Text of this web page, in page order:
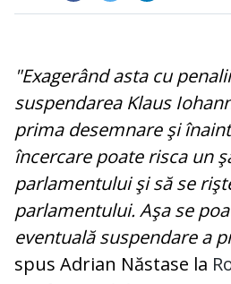
"Exagerând asta cu
suspendarea Klaus
prima desemnare şi
încercare poate risca un
parlamentului şi să se
parlamentului. Aşa se
eventuală suspendare a
spus Adrian Năstase la